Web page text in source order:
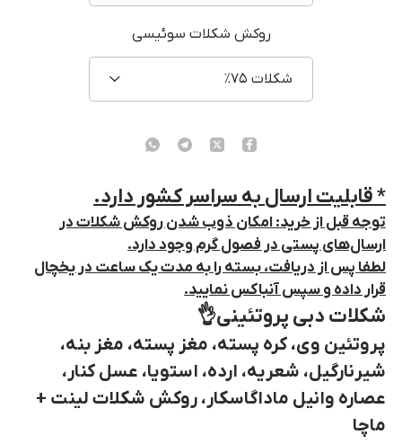
روکش شکلات سوئیسی
شکلات ۷۵٪
* قابلیت ارسال به سراسر کشور دارد.
توجه قبل از خرید: امکان ذوب شدن روکش شکلات در
ارسال‌های پستی در فصول گرم وجود دارد.
لطفا پس از دریافت، بسته را به مدت یک ساعت در یخچال
قرار داده و سپس آنباکس نمایید.
شکلات دبی پروتئینی👌
پروتئین وی، کره پسته، مغز پسته، مغز بنه،
شیرنارگیل، شعریه، ارده، استویا، عسل کنار،
عصاره وانیل ماداگاسکار، روکش شکلات لینت +
ماچا